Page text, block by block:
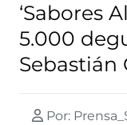
‘Sabores
5.000
Sebastián
Por: